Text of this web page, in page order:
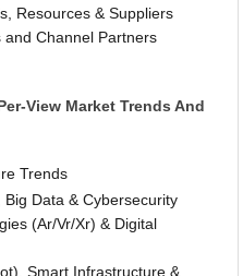
Resources & Suppliers
Channel Partners
View Market Trends And
Trends
Data & Cybersecurity
(Ar/Vr/Xr) & Digital
Smart Infrastructure &